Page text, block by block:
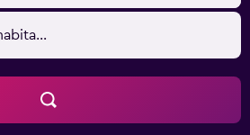
gratuitos y teléfono. Se
nocturno y servicio de
Es posible solicitar juegos de cama
de ocio y esparcimiento en
Se pueden practicar las
que se indican más